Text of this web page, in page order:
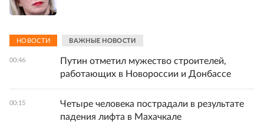
НОВОСТИ ВАЖНЫЕ НОВОСТИ
00:46
Путин отметил мужество строителей,
работающих в Новороссии и Донбассе
00:15
Четыре человека пострадали в результате
падения лифта в Махачкале